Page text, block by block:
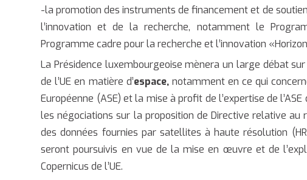
-la promotion des instruments de financement et de
l’innovation et de la recherche, notamment le
Programme cadre pour la recherche et l’innovation
La Présidence luxembourgeoise mènera un large débat
de l’UE en matière d’espace,notamment en ce qui
Européenne (ASE) et la mise à profit de l’expertise de
les négociations sur la proposition de Directive relative
des données fournies par satellites à haute résolution
seront poursuivis en vue de la mise en œuvre et de
Copernicus de l’UE.